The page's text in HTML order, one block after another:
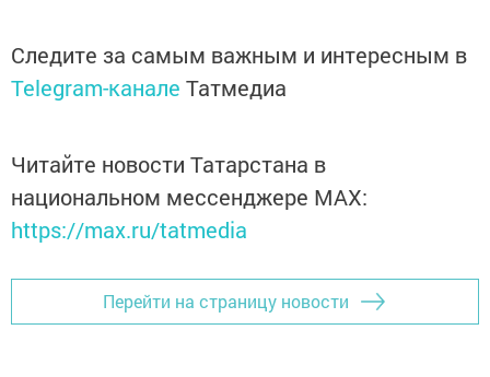
Следите за самым важным и интересным в
Telegram-канале Татмедиа
Читайте новости Татарстана в
национальном мессенджере MАХ:
https://max.ru/tatmedia
Перейти на страницу новости